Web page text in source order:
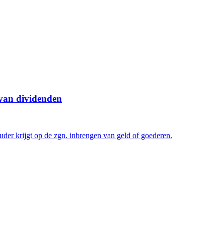
dividenden
krijgt op de zgn. inbrengen van geld of goederen.